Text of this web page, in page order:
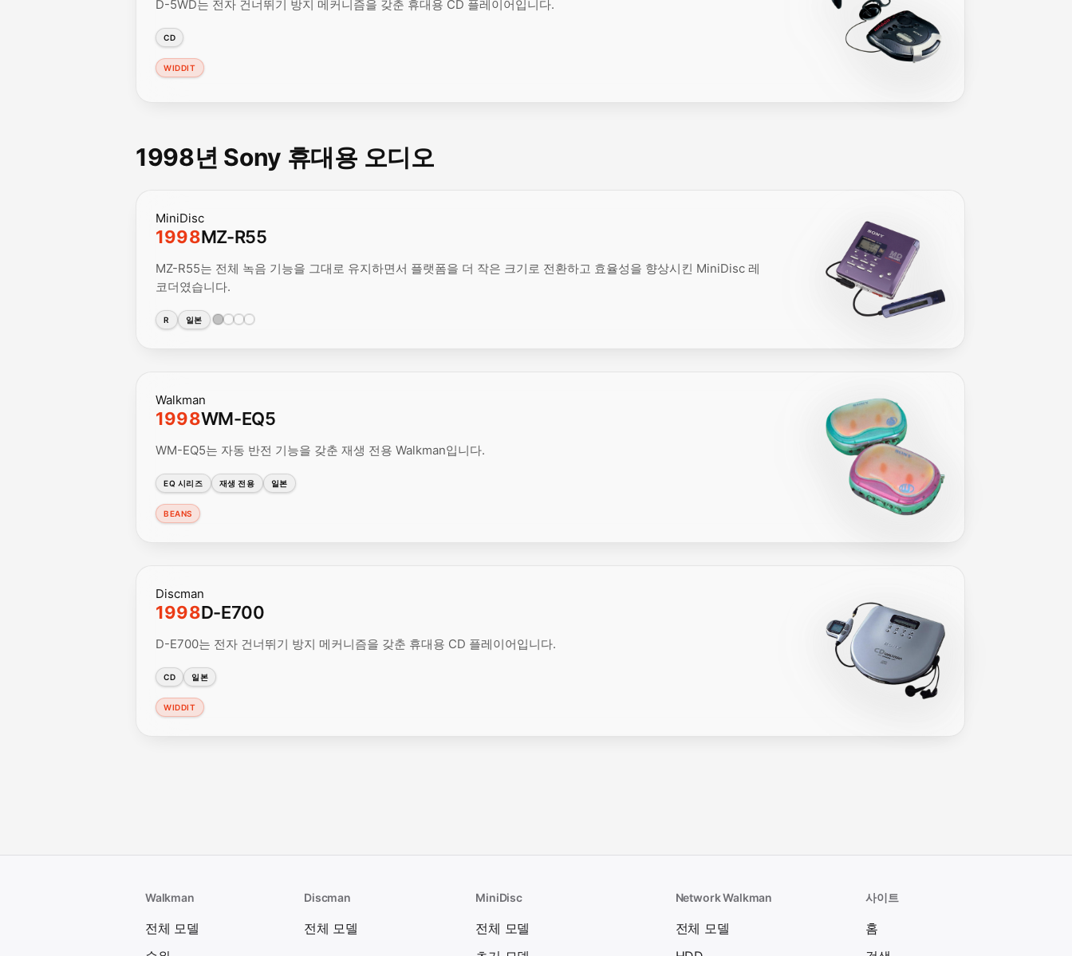
D-5WD는 전자 건너뛰기 방지 메커니즘을 갖춘 휴대용 CD 플레이어입니다.
CD
WIDDIT
1998년 Sony 휴대용 오디오
MiniDisc
1998MZ-R55
MZ-R55는 전체 녹음 기능을 그대로 유지하면서 플랫폼을 더 작은 크기로 전환하고 효율성을 향상시킨 MiniDisc 레
코더였습니다.
R 일본
Walkman
1998WM-EQ5
WM-EQ5는 자동 반전 기능을 갖춘 재생 전용 Walkman입니다.
EQ 시리즈 재생 전용 일본
BEANS
Discman
1998D-E700
D-E700는 전자 건너뛰기 방지 메커니즘을 갖춘 휴대용 CD 플레이어입니다.
CD 일본
WIDDIT
Walkman
전체 모델
Discman
전체 모델
MiniDisc
전체 모델
Network Walkman
전체 모델
사이트
홈